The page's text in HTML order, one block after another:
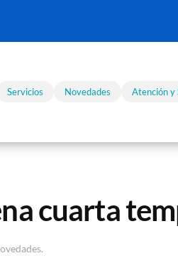
Servicios Novedades Atención y
cuarta
.